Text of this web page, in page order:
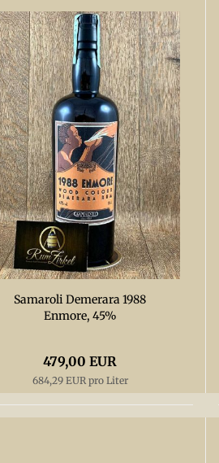
Samaroli Demerara 1988
Enmore, 45%
479,00 EUR
684,29 EUR pro Liter